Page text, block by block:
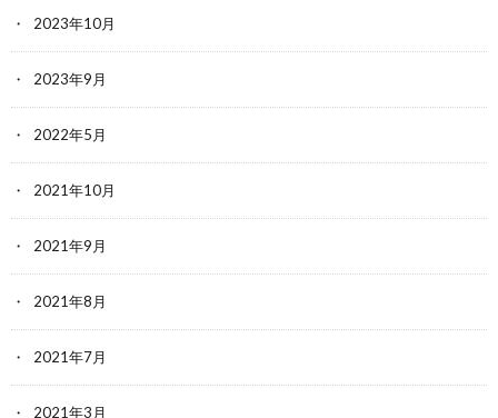
2023年10月
2023年9月
2022年5月
2021年10月
2021年9月
2021年8月
2021年7月
2021年3月